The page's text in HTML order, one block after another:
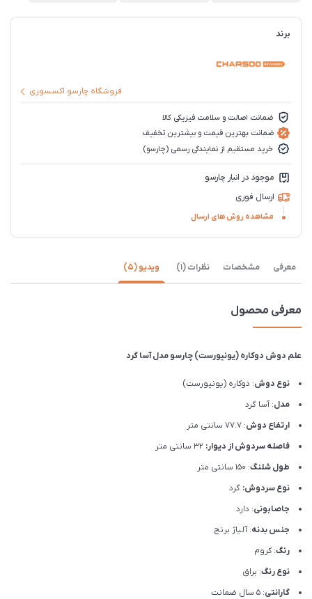
برند
فروشگاه چارسو اکسسوری
ضمانت اصالت و سلامت فیزیکی کالا
ضمانت بهترین قیمت و بیشترین تخفیف
خرید مستقیم از نمایندگی رسمی (چارسو)
موجود در انبار چارسو
ارسال فوری
مشاهده روش های ارسال
معرفی مشخصات نظرات (1) ویدیو (5)
معرفی محصول
علم دوش دوکاره (یونیورست) چارسو مدل آسا گرد
نوع دوش: دوکاره (یونیورست)
مدل: آسا گرد
ارتفاع دوش: 77.7 سانتی متر
فاصله سردوش از دیوار:
طول شلنگ: 150 سانتی متر
نوع سردوش: گرد
جاصابونی: دارد
جنس بدنه: آلیاژ برنج
رنگ: کروم
نوع رنگ: براق
گارانتی: 5 سال ضمانت